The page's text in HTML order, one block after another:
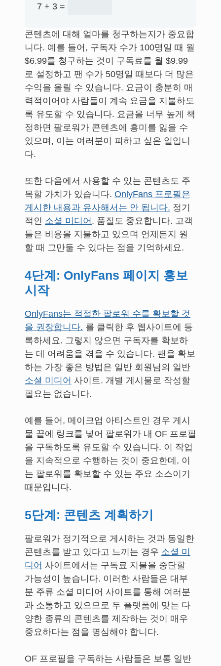
7 + 3 =
콘텐츠에 대해 얼마를 청구하는지가 중요합
니다. 예를 들어, 구독자 수가 100명일 때 월
$6.99를 청구하는 것이 구독료를 월 $9.99
로 설정하고 팬 수가 50명일 때보다 더 많은
수익을 올릴 수 있습니다. 요금이 충분히 매
력적이어야 사람들이 계속 요금을 지불하도
록 유도할 수 있습니다. 요금을 너무 높게 책
정하면 팔로워가 콘텐츠에 흥미를 잃을 수
있으며, 이는 여러분이 피하고 싶은 일입니
다.
또한 다음에서 사용할 수 있는 콘텐츠도 주
목할 가치가 있습니다. OnlyFans 프로필은
게시한 내용과 유사해서는 안 됩니다. 정기
적인 소셜 미디어 . 품질도 중요합니다. 고객
들은 비용을 지불하고 있으며 언제든지 원
할 때 그만둘 수 있다는 점을 기억하세요.
4단계: OnlyFans 페이지 홍보
시작
OnlyFans는 적절한 팔로워 수를 확보할 것
을 권장합니다. 를 클릭한 후 웹사이트에 등
록하세요. 그렇지 않으면 구독자를 확보하
는 데 어려움을 겪을 수 있습니다. 팬을 확보
하는 가장 좋은 방법은 일반 회원님의 일반
소셜 미디어 사이트. 개별 게시물로 작성할
필요는 없습니다.
예를 들어, 메이크업 아티스트인 경우 게시
물 끝에 링크를 넣어 팔로워가 내 OF 프로필
을 구독하도록 유도할 수 있습니다. 이 작업
을 지속적으로 수행하는 것이 중요한데, 이
는 팔로워를 확보할 수 있는 주요 소스이기
때문입니다.
5단계: 콘텐츠 계획하기
팔로워가 정기적으로 게시하는 것과 동일한
콘텐츠를 받고 있다고 느끼는 경우 소셜 미
디어 사이트에서는 구독료 지불을 중단할
가능성이 높습니다. 이러한 사람들은 대부
분 주류 소셜 미디어 사이트를 통해 여러분
과 소통하고 있으므로 두 플랫폼에 맞는 다
양한 종류의 콘텐츠를 제작하는 것이 매우
중요하다는 점을 명심해야 합니다.
OF 프로필을 구독하는 사람들은 보통 일반